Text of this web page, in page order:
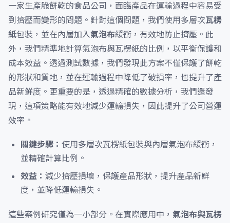
一家生產脆餅乾的食品公司，面臨產品在運輸過程中容易受
到擠壓而變形的問題。針對這個問題，我們使用多層次瓦楞
紙包裝，並在內層加入氣泡布緩衝，有效地防止擠壓。此
外，我們精準地計算氣泡布與瓦楞紙的比例，以平衡保護和
成本效益。透過測試數據，我們發現此方案不僅保護了餅乾
的形狀和質地，並在運輸過程中降低了破損率，也提升了產
品新鮮度。更重要的是，透過精確的數據分析，我們還發
現，這項策略能有效地減少運輸損失，因此提升了公司營運
效率。
關鍵步驟： 使用多層次瓦楞紙包裝與內層氣泡布緩衝，
並精確計算比例。
效益： 減少擠壓損壞，保護產品形狀，提升產品新鮮
度，並降低運輸損失。
這些案例研究僅為一小部分。在實際應用中， 氣泡布與瓦楞